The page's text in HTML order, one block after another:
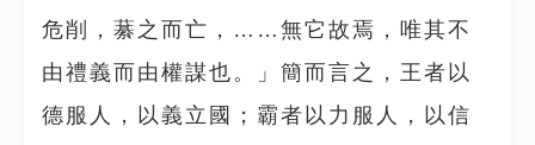
危削，藄之而亡，……無它故焉，唯其不
由禮義而由權謀也。」簡而言之，王者以
德服人，以義立國；霸者以力服人，以信